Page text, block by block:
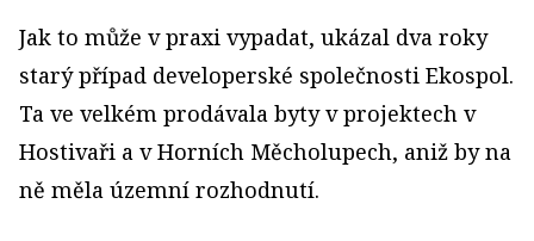
Jak to může v praxi vypadat, ukázal dva roky
starý případ developerské společnosti Ekospol.
Ta ve velkém prodávala byty v projektech v
Hostivaři a v Horních Měcholupech, aniž by na
ně měla územní rozhodnutí.